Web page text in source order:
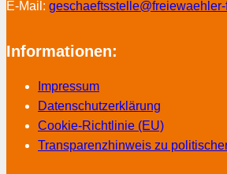
E-Mail:
Informationen:
Impressum
Datenschutzerklärung
Cookie-Richtlinie (EU)
Transparenzhinweis zu